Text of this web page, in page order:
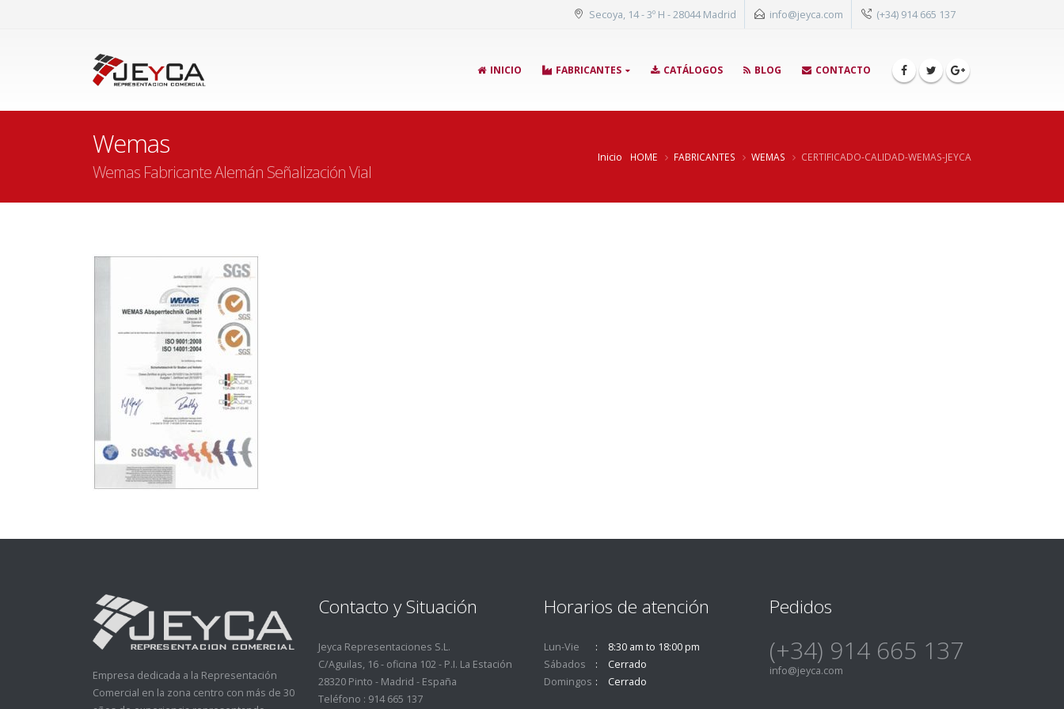
Secoya, 14 - 3º H - 28044 Madrid info@jeyca.com (+34) 914 665 137
INICIO FABRICANTES CATÁLOGOS BLOG CONTACTO
Wemas
Wemas Fabricante Alemán Señalización Vial
Inicio HOME FABRICANTES WEMAS CERTIFICADO-CALIDAD-WEMAS-JEYCA
Empresa dedicada a la Representación
Comercial en la zona centro con más de 30
Contacto y Situación
Jeyca Representaciones S.L.
C/Aguilas, 16 - oficina 102 - P.I. La Estación
28320 Pinto - Madrid - España
Teléfono : 914 665 137
Horarios de atención
Lun-Vie
8:30 am to 18:00 pm
Sábados
Cerrado
Domingos
Cerrado
Pedidos
(+34) 914 665 137
info@jeyca.com